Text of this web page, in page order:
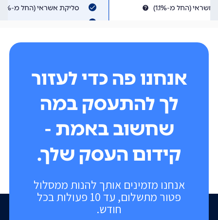
אנחנו מזמינים אותך להנות ממסלול
פטור מתשלום, עד 10 פעולות בכל
חודש.
אנחנו פה כדי לעזור
לך להתעסק במה
שחשוב באמת -
קידום העסק שלך.